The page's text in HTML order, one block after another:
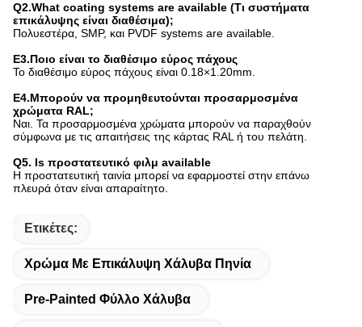
Q2.What coating systems are available (Τι συστήματα
επικάλυψης είναι διαθέσιμα);
Πολυεστέρα, SMP, και PVDF systems are available.
Ε3.Ποιο είναι το διαθέσιμο εύρος πάχους
Το διαθέσιμο εύρος πάχους είναι 0.18×1.20mm.
Ε4.Μπορούν να προμηθευτούνται προσαρμοσμένα
χρώματα RAL;
Ναι. Τα προσαρμοσμένα χρώματα μπορούν να παραχθούν
σύμφωνα με τις απαιτήσεις της κάρτας RAL ή του πελάτη.
Q5. Is προστατευτικό φιλμ available
Η προστατευτική ταινία μπορεί να εφαρμοστεί στην επάνω
πλευρά όταν είναι απαραίτητο.
Ετικέτες:
Χρώμα Με Επικάλυψη Χάλυβα Πηνία
Pre-Painted Φύλλο Χάλυβα